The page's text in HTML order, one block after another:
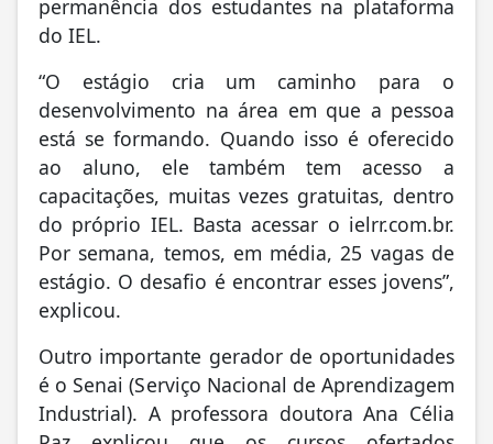
permanência dos estudantes na plataforma
do IEL.
“O estágio cria um caminho para o
desenvolvimento na área em que a pessoa
está se formando. Quando isso é oferecido
ao aluno, ele também tem acesso a
capacitações, muitas vezes gratuitas, dentro
do próprio IEL. Basta acessar o ielrr.com.br.
Por semana, temos, em média, 25 vagas de
estágio. O desafio é encontrar esses jovens”,
explicou.
Outro importante gerador de oportunidades
é o Senai (Serviço Nacional de Aprendizagem
Industrial). A professora doutora Ana Célia